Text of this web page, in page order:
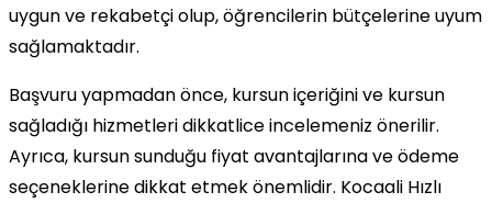
uygun ve rekabetçi olup, öğrencilerin bütçelerine uyum
sağlamaktadır.
Başvuru yapmadan önce, kursun içeriğini ve kursun
sağladığı hizmetleri dikkatlice incelemeniz önerilir.
Ayrıca, kursun sunduğu fiyat avantajlarına ve ödeme
seçeneklerine dikkat etmek önemlidir. Kocaali Hızlı